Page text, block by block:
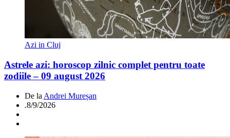
Azi in Cluj
Astrele azi: horoscop zilnic complet pentru toate
zodiile – 09 august 2026
De la Andrei Mureșan
.8/9/2026